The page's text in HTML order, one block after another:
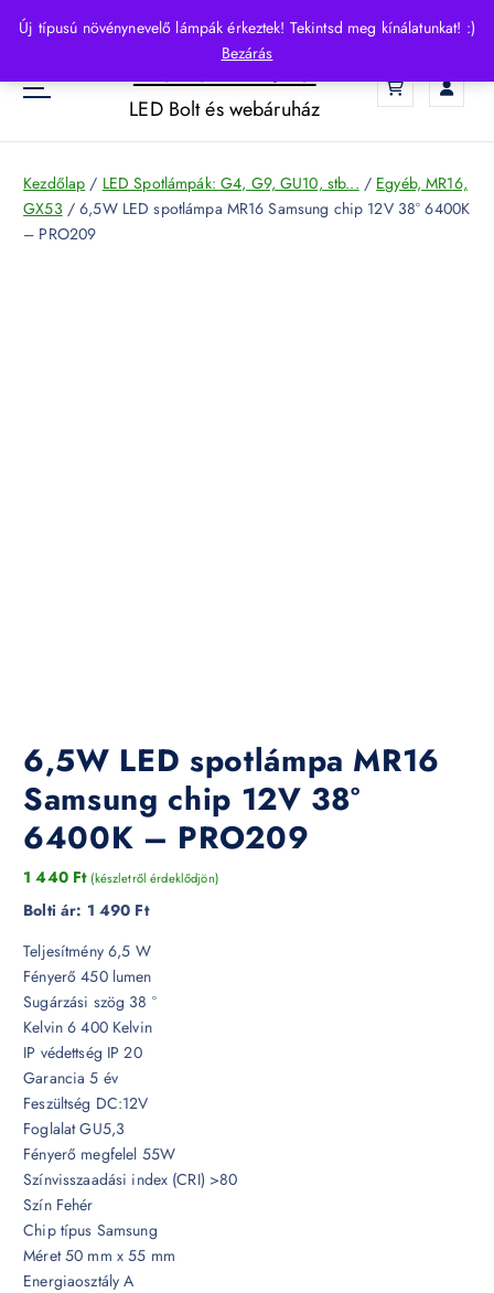
Új típusú növénynevelő lámpák érkeztek! Tekintsd meg kínálatunkat! :)
Bezárás
p
o
HelloLED.hu
LED Bolt és webáruház
Kezdőlap / LED Spotlámpák: G4, G9, GU10, stb... / Egyéb, MR16,
GX53 / 6,5W LED spotlámpa MR16 Samsung chip 12V 38° 6400K
– PRO209
6,5W LED spotlámpa MR16
Samsung chip 12V 38°
6400K – PRO209
1 440 Ft (készletről érdeklődjön)
Bolti ár: 1 490 Ft
Teljesítmény 6,5 W
Fényerő 450 lumen
Sugárzási szög 38 °
Kelvin 6 400 Kelvin
IP védettség IP 20
Garancia 5 év
Feszültség DC:12V
Foglalat GU5,3
Fényerő megfelel 55W
Színvisszaadási index (CRI) >80
Szín Fehér
Chip típus Samsung
Méret 50 mm x 55 mm
Energiaosztály A